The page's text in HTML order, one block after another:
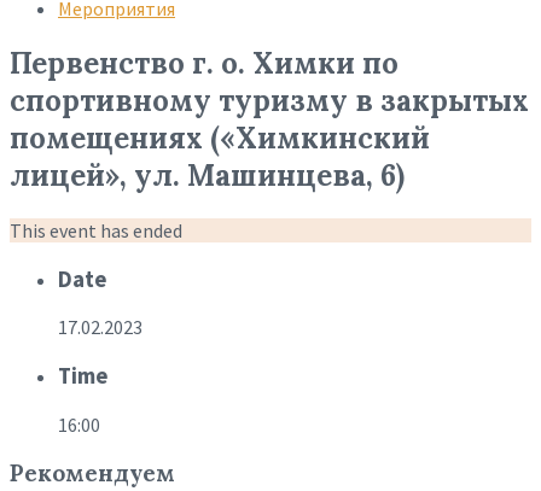
Мероприятия
Первенство г. о. Химки по
спортивному туризму в закрытых
помещениях («Химкинский
лицей», ул. Машинцева, 6)
This event has ended
Date
17.02.2023
Time
16:00
Рекомендуем